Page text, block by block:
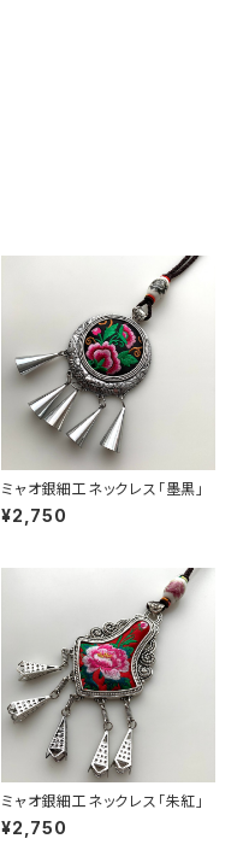
ミャオ銀細工ネックレス「墨黒」
¥2,750
ミャオ銀細工ネックレス「朱紅」
¥2,750